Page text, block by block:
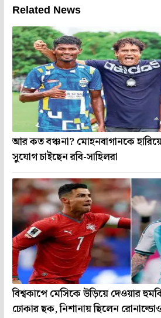
Related News
আর কত বঞ্চনা? মোহনবাগানকে
সুযোগ চাইছেন রবি-সাহিলরা
বিশ্বকাপে মেসিকে উড়িয়ে দেওয়ার
ঢোকার ছক, নিশানায় ছিলেন